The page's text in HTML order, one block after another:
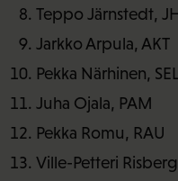
Teppo Järnstedt,
Jarkko Arpula, AKT
Pekka Närhinen, SEL
Juha Ojala, PAM
Pekka Romu, RAU
Ville-Petteri